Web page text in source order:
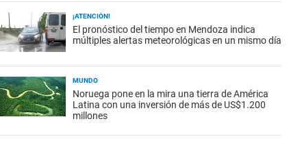
¡ATENCIÓN!
El pronóstico del tiempo en Mendoza indica
múltiples alertas meteorológicas en un mismo día
MUNDO
Noruega pone en la mira una tierra de América
Latina con una inversión de más de US$1.200
millones